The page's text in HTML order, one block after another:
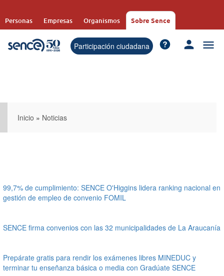
contenido
Personas Empresas Organismos Sobre Sence
Participación ciudadana
Inicio » Noticias
99,7% de cumplimiento: SENCE O'Higgins lidera ranking nacional en
gestión de empleo de convenio FOMIL
SENCE firma convenios con las 32 municipalidades de La Araucanía
Prepárate gratis para rendir los exámenes libres MINEDUC y
terminar tu enseñanza básica o media con Gradúate SENCE